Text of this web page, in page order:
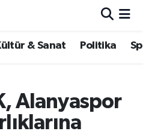
& Sanat Politika
Alanyaspor
ve Fikstür